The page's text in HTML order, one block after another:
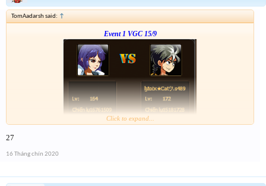
TomAadarsh said: ↑
Event 1 VGC 15/9
Click to expand...
27
16 Tháng chín 2020